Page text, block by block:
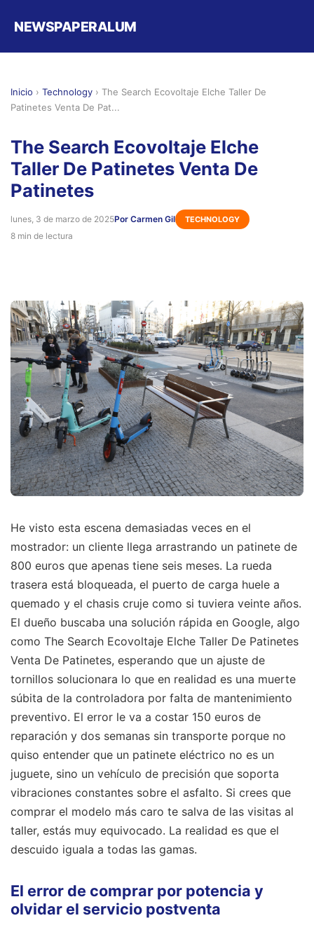
NEWSPAPERALUM
Inicio › Technology › The Search Ecovoltaje Elche Taller De
Patinetes Venta De Pat...
The Search Ecovoltaje Elche
Taller De Patinetes Venta De
Patinetes
lunes, 3 de marzo de 2025Por Carmen Gil TECHNOLOGY
8 min de lectura
He visto esta escena demasiadas veces en el
mostrador: un cliente llega arrastrando un patinete de
800 euros que apenas tiene seis meses. La rueda
trasera está bloqueada, el puerto de carga huele a
quemado y el chasis cruje como si tuviera veinte años.
El dueño buscaba una solución rápida en Google, algo
como The Search Ecovoltaje Elche Taller De Patinetes
Venta De Patinetes, esperando que un ajuste de
tornillos solucionara lo que en realidad es una muerte
súbita de la controladora por falta de mantenimiento
preventivo. El error le va a costar 150 euros de
reparación y dos semanas sin transporte porque no
quiso entender que un patinete eléctrico no es un
juguete, sino un vehículo de precisión que soporta
vibraciones constantes sobre el asfalto. Si crees que
comprar el modelo más caro te salva de las visitas al
taller, estás muy equivocado. La realidad es que el
descuido iguala a todas las gamas.
El error de comprar por potencia y
olvidar el servicio postventa